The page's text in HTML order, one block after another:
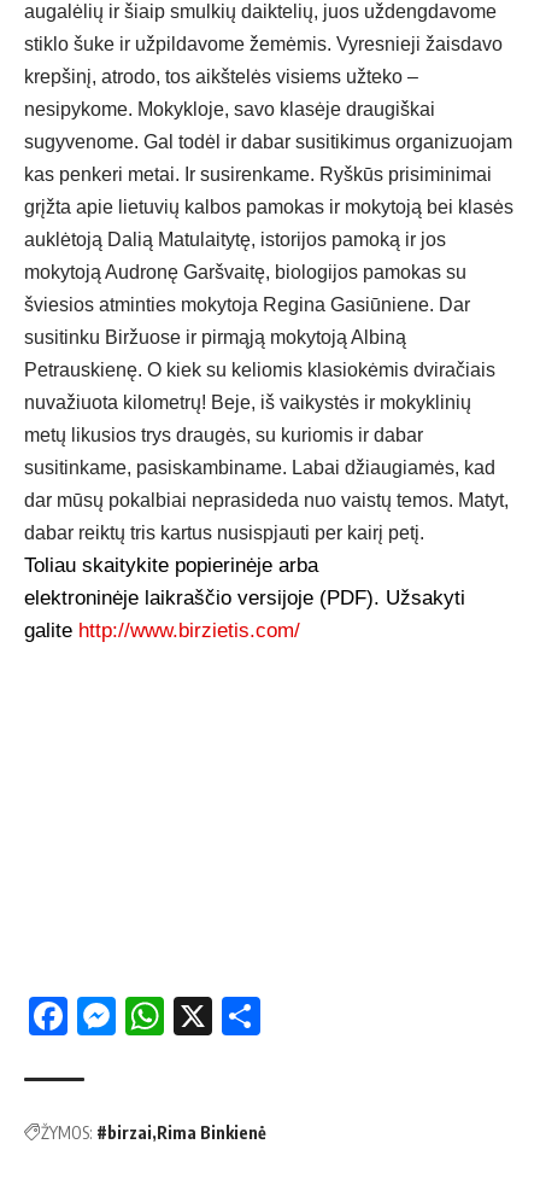
augalėlių ir šiaip smulkių daiktelių, juos uždengdavome
stiklo šuke ir užpildavome žemėmis. Vyresnieji žaisdavo
krepšinį, atrodo, tos aikštelės visiems užteko –
nesipykome. Mokykloje, savo klasėje draugiškai
sugyvenome. Gal todėl ir dabar susitikimus organizuojam
kas penkeri metai. Ir susirenkame. Ryškūs prisiminimai
grįžta apie lietuvių kalbos pamokas ir mokytoją bei klasės
auklėtoją Dalią Matulaitytę, istorijos pamoką ir jos
mokytoją Audronę Garšvaitę, biologijos pamokas su
šviesios atminties mokytoja Regina Gasiūniene. Dar
susitinku Biržuose ir pirmąją mokytoją Albiną
Petrauskienę. O kiek su keliomis klasiokėmis dviračiais
nuvažiuota kilometrų! Beje, iš vaikystės ir mokyklinių
metų likusios trys draugės, su kuriomis ir dabar
susitinkame, pasiskambiname. Labai džiaugiamės, kad
dar mūsų pokalbiai neprasideda nuo vaistų temos. Matyt,
dabar reiktų tris kartus nusispjauti per kairį petį.
Toliau skaitykite popierinėje arba
elektroninėje laikraščio versijoje (PDF). Užsakyti
galite http://www.birzietis.com/
Facebook
Messenger
WhatsApp
X
ŽYMOS: #birzai Rima Binkienė